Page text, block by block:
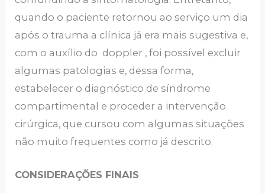
quando o paciente retornou ao serviço um dia
após o trauma a clínica já era mais sugestiva e,
com o auxílio do doppler , foi possível excluir
algumas patologias e, dessa forma,
estabelecer o diagnóstico de síndrome
compartimental e proceder a intervenção
cirúrgica, que cursou com algumas situações
não muito frequentes como já descrito.
CONSIDERAÇÕES FINAIS